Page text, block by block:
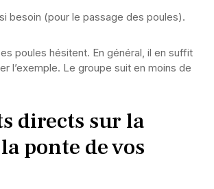
besoin (pour le passage des poules).
poules hésitent. En général, il en suffit
l’exemple. Le groupe suit en moins de
directs sur la
ponte de vos